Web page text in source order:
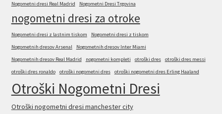
Nogometni dresi Real Madrid Nogometni Dresi Trgovina
nogometni dresi za otroke
Nogometni dresi z lastnim tiskom
Nogometni dresi z tiskom
Nogometnih dresov Arsenal
Nogometnih dresov Inter Miami
Nogometnih dresov Real Madrid
nogometni kompleti otroški dres
otroški dres messi
otroški dres ronaldo
otroški nogometni dres otroški nogometni dres Erling Haaland
Otroški Nogometni Dresi
Otroški nogometni dresi manchester city